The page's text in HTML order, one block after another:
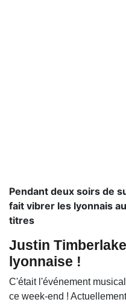
Pendant deux soirs de
fait vibrer les lyonnais
titres
Justin
lyonnaise !
C'était l'événement
ce week-end !